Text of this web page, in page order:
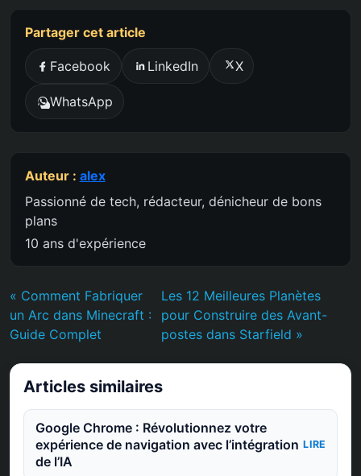
Partager cet article
Facebook LinkedIn X
WhatsApp
Auteur : alex
Passionné de tech, rédacteur, dénicheur de bons
plans
10 ans d'expérience
« Comment Fabriquer
un Arc dans Minecraft :
Guide Complet
Les 12 Meilleures Planètes
pour Construire des Avant-
postes dans Starfield »
Articles similaires
Google Chrome : Révolutionnez votre
expérience de navigation avec l’intégration
de l’IA
LIRE